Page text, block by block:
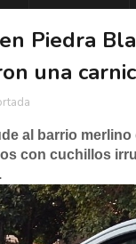
Piedra
una
al barrio
con cuchillos